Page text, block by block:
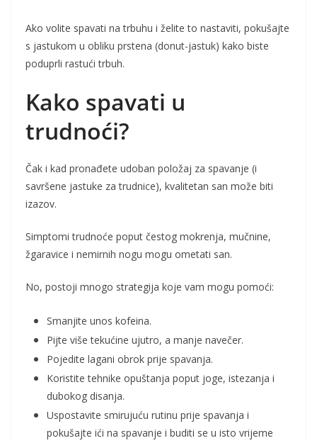
Ako volite spavati na trbuhu i želite to nastaviti, pokušajte
s jastukom u obliku prstena (donut-jastuk) kako biste
poduprli rastući trbuh.
Kako spavati u
trudnoći?
Čak i kad pronađete udoban položaj za spavanje (i
savršene jastuke za trudnice), kvalitetan san može biti
izazov.
Simptomi trudnoće poput čestog mokrenja, mučnine,
žgaravice i nemirnih nogu mogu ometati san.
No, postoji mnogo strategija koje vam mogu pomoći:
Smanjite unos kofeina.
Pijte više tekućine ujutro, a manje navečer.
Pojedite lagani obrok prije spavanja.
Koristite tehnike opuštanja poput joge, istezanja i
dubokog disanja.
Uspostavite smirujuću rutinu prije spavanja i
pokušajte ići na spavanje i buditi se u isto vrijeme